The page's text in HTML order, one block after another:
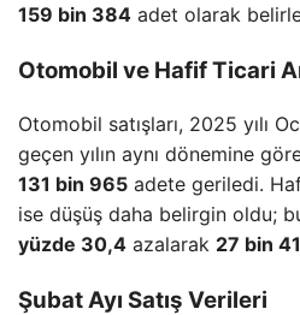
159 bin 384 adet olarak
Otomobil ve Hafif Ticari
Otomobil satışları, 2025 yılı
geçen yılın aynı dönemine
131 bin 965 adete geriledi.
ise düşüş daha belirgin oldu;
yüzde 30,4 azalarak 27 bin
Şubat Ayı Satış Verileri